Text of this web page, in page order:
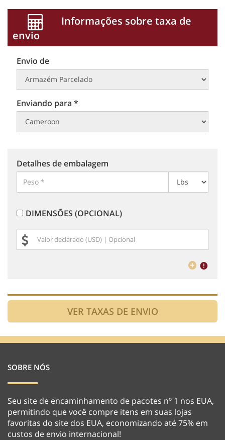
Informações sobre taxa de
envio
Envio de
Enviando para *
Detalhes de embalagem
DIMENSÕES (OPCIONAL)
SOBRE NÓS
Seu site de encaminhamento de pacotes nº 1 nos EUA,
permitindo que você compre itens em suas lojas
favoritas do site dos EUA, economizando até 75% em
custos de envio internacional!